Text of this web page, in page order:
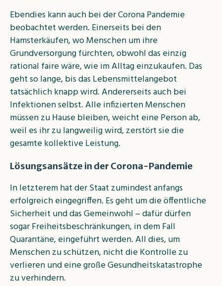
Ebendies kann auch bei der Corona Pandemie
beobachtet werden. Einerseits bei den
Hamsterkäufen, wo Menschen um ihre
Grundversorgung fürchten, obwohl das einzig
rational faire wäre, wie im Alltag einzukaufen. Das
geht so lange, bis das Lebensmittelangebot
tatsächlich knapp wird. Andererseits auch bei
Infektionen selbst. Alle infizierten Menschen
müssen zu Hause bleiben, weicht eine Person ab,
weil es ihr zu langweilig wird, zerstört sie die
gesamte kollektive Leistung.
Lösungsansätze in der Corona-Pandemie
In letzterem hat der Staat zumindest anfangs
erfolgreich eingegriffen. Es geht um die öffentliche
Sicherheit und das Gemeinwohl – dafür dürfen
sogar Freiheitsbeschränkungen, in dem Fall
Quarantäne, eingeführt werden. All dies, um
Menschen zu schützen, nicht die Kontrolle zu
verlieren und eine große Gesundheitskatastrophe
zu verhindern.